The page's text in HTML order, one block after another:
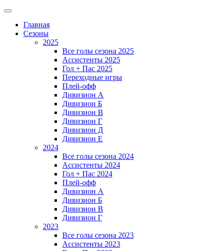
Главная
Сезоны
2025
Все голы сезона 2025
Ассистенты 2025
Гол + Пас 2025
Переходные игры
Плей-офф
Дивизион A
Дивизион Б
Дивизион В
Дивизион Г
Дивизион Д
Дивизион Е
2024
Все голы сезона 2024
Ассистенты 2024
Гол + Пас 2024
Плей-офф
Дивизион A
Дивизион Б
Дивизион В
Дивизион Г
2023
Все голы сезона 2023
Ассистенты 2023